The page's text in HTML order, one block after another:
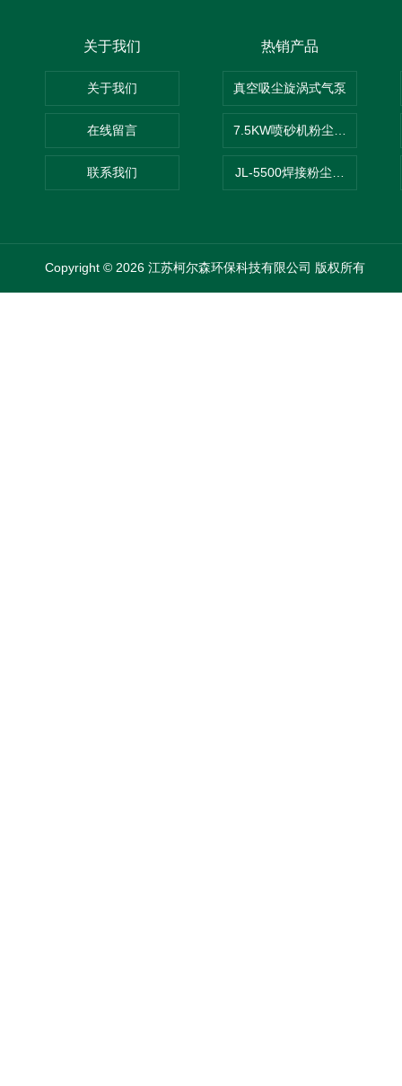
关于我们
关于我们
在线留言
联系我们
热销产品
真空吸尘旋涡式气泵
7.5KW喷砂机粉尘吸尘器
JL-5500焊接粉尘吸尘器
Copyright © 2026 江苏柯尔森环保科技有限公司 版权所有